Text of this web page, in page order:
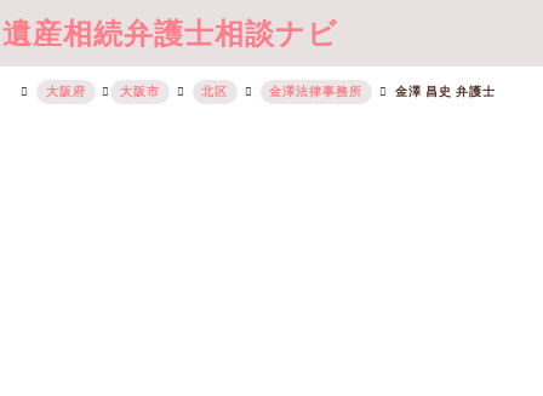
遺産相続弁護士相談ナビ
大阪府 大阪市 北区 金澤法律事務所 金澤 昌史 弁護士